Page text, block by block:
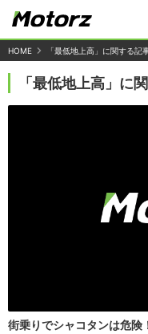
HOME 「最低地上高」に関する記
「最低地上高」に
街乗りでシャコタンは危険